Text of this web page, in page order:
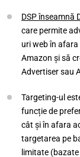
DSP înseamnă
care permite
uri web în
Amazon și să
Advertiser sau
Targeting-ul
funcție de
cât și în afara
targetarea pe
limitate